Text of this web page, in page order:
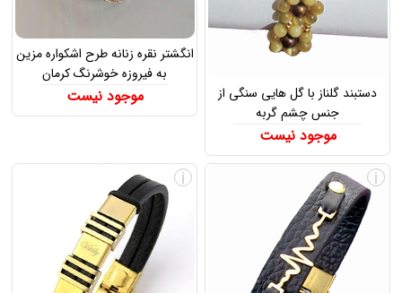
دستبند گلناز با گل هایی سنگی از
جنس چشم گربه
موجود نیست
انگشتر نقره زنانه طرح اشکواره مزین
به فیروزه خوشرنگ کرمان
موجود نیست
i
i